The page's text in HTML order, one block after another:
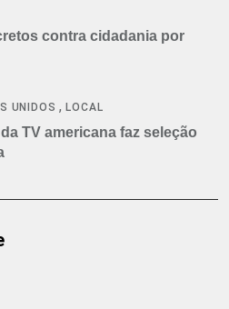
contra cidadania por
UNIDOS ,LOCAL
TV americana faz seleção